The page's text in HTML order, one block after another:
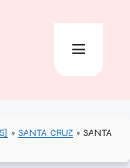
Menú
» SANTA CRUZ » SANTA